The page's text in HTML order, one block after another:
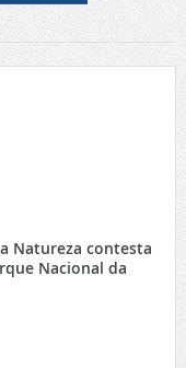
Natureza contesta
Nacional da